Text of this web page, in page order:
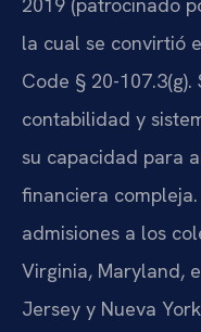
la cual se convirtió
Code § 20-
contabilidad y
su capacidad para
financiera
admisiones a los
Virginia, Maryland,
Jersey y Nueva